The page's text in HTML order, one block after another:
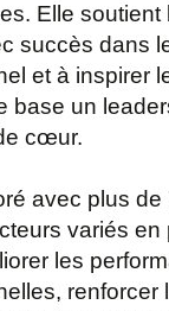
Elle soutient
succès dans
et à inspirer
base un
cœur.
avec plus de
variés en
les
renforcer